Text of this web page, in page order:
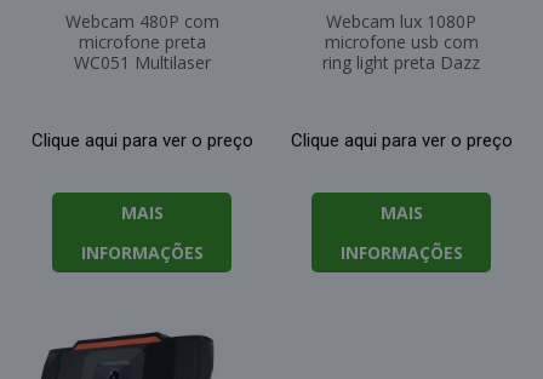
Webcam 480P com
microfone preta
WC051 Multilaser
Clique aqui para ver o preço
MAIS
INFORMAÇÕES
Webcam lux 1080P
microfone usb com
ring light preta Dazz
Clique aqui para ver o preço
MAIS
INFORMAÇÕES